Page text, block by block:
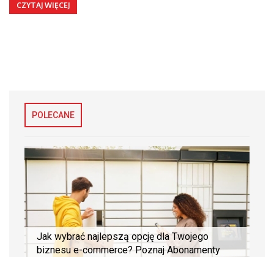
CZYTAJ WIĘCEJ
POLECANE
Jak wybrać najlepszą opcję dla Twojego
biznesu e-commerce? Poznaj Abonamenty